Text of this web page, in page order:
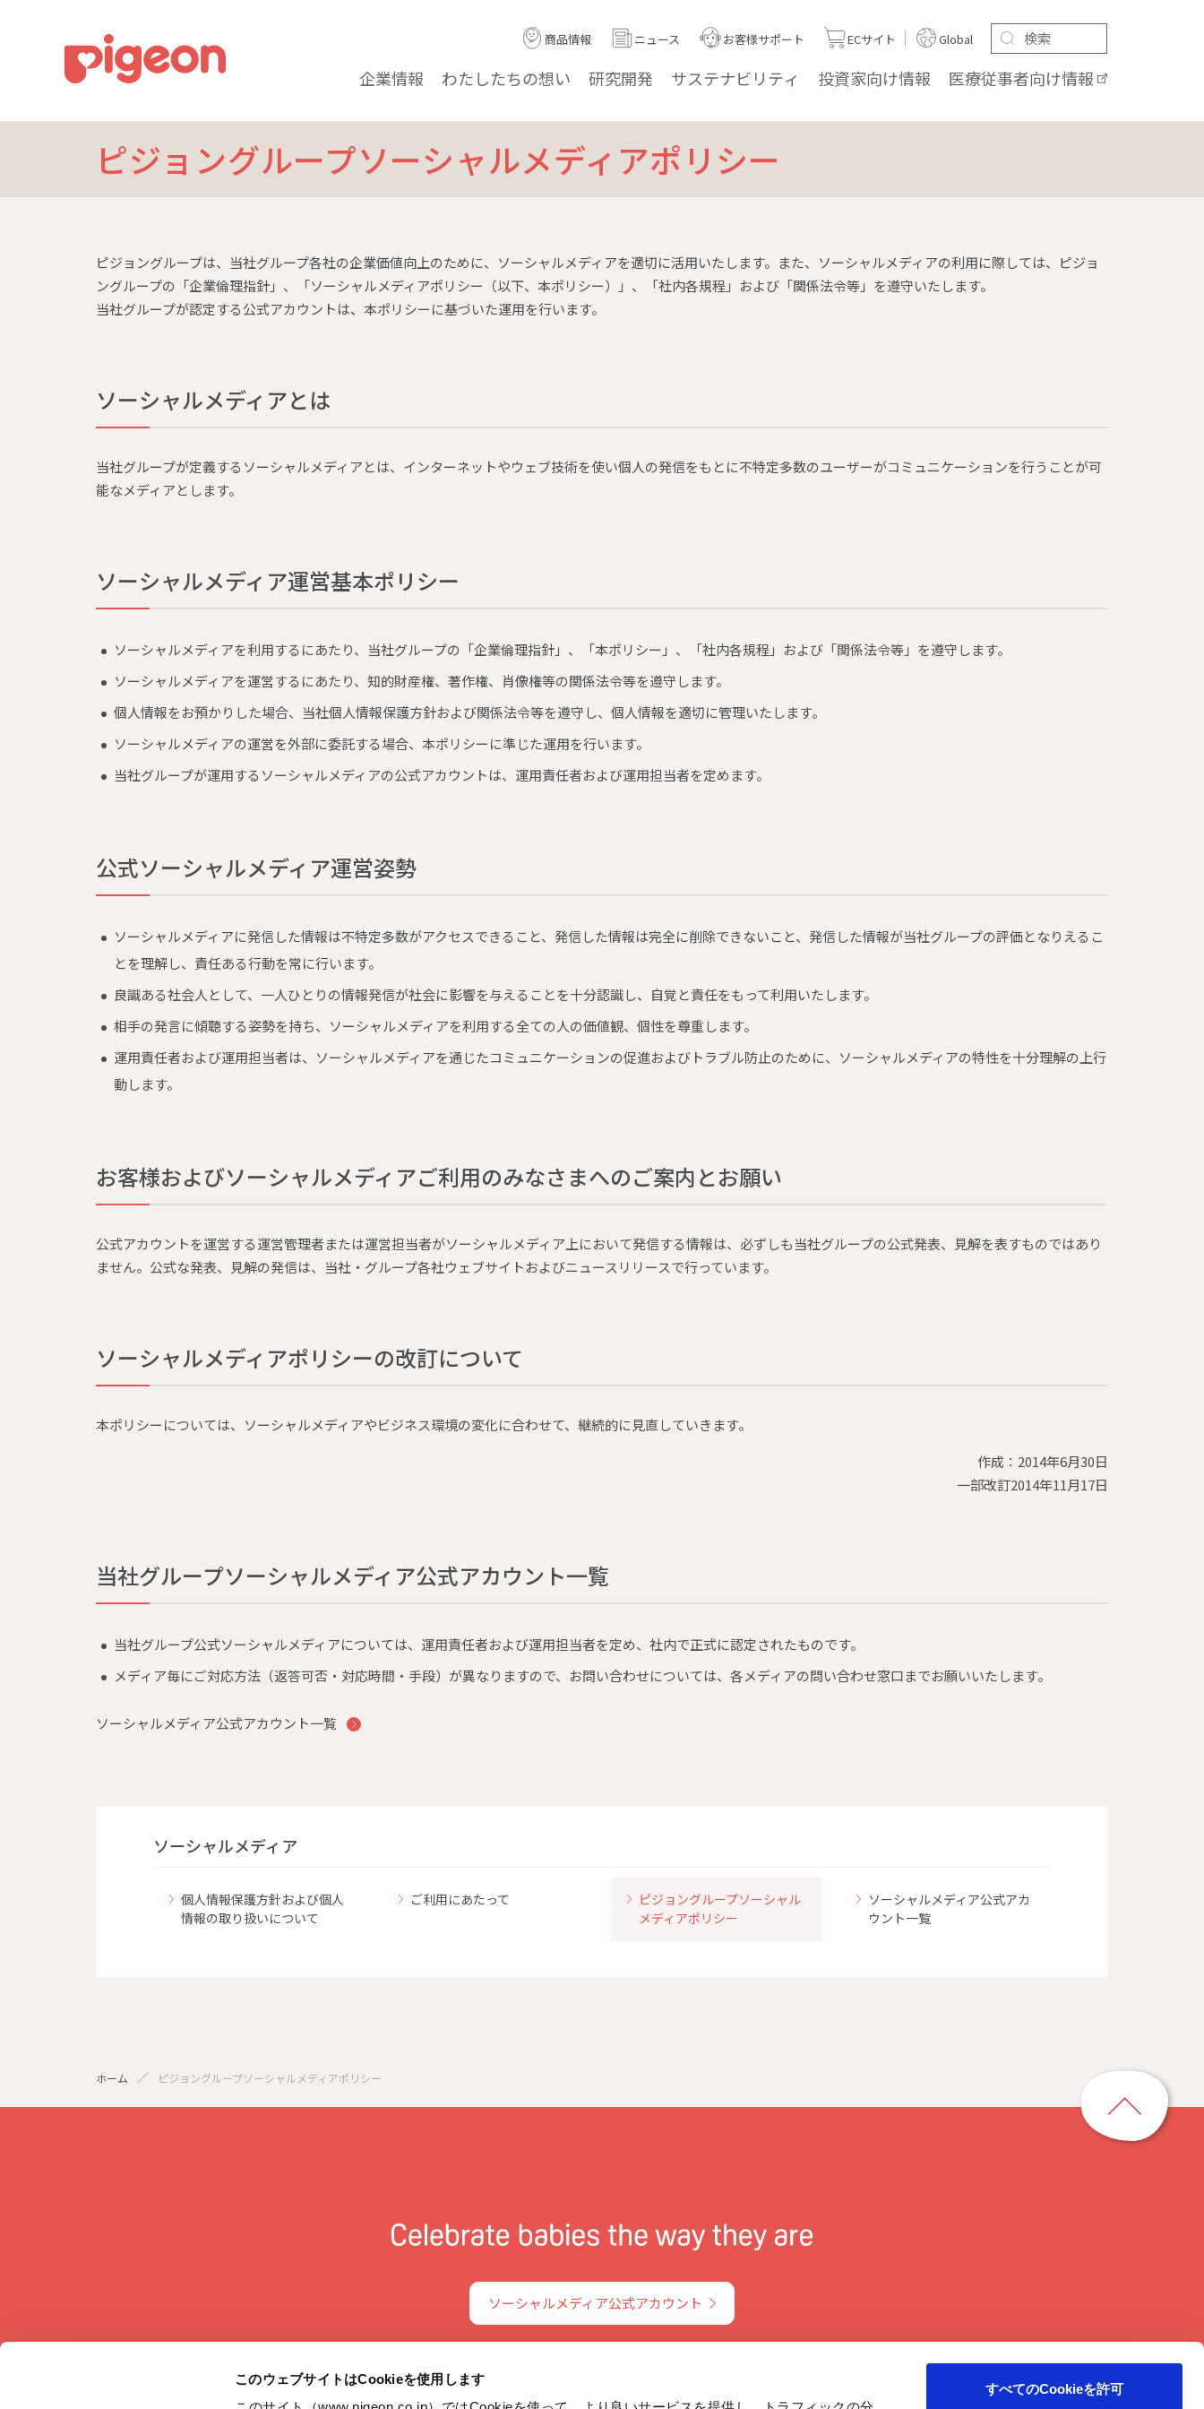
このウェブサイトはCookieを使用します
すべてのCookieを許可
企業情報 わたしたちの想い 研究開発 サステナビリティ 投資家向け情報 医療従事者向け情報
商品情報 ニュース お客様サポート ECサイト Global
ピジョングループソーシャルメディアポリシー
ピジョングループは、当社グループ各社の企業価値向上のために、ソーシャルメディアを適切に活用いたします。また、ソーシャルメディアの利用に際しては、ピジョ
ングループの「企業倫理指針」、「ソーシャルメディアポリシー（以下、本ポリシー）」、「社内各規程」および「関係法令等」を遵守いたします。
当社グループが認定する公式アカウントは、本ポリシーに基づいた運用を行います。
ソーシャルメディアとは
当社グループが定義するソーシャルメディアとは、インターネットやウェブ技術を使い個人の発信をもとに不特定多数のユーザーがコミュニケーションを行うことが可
能なメディアとします。
ソーシャルメディア運営基本ポリシー
ソーシャルメディアを利用するにあたり、当社グループの「企業倫理指針」、「本ポリシー」、「社内各規程」および「関係法令等」を遵守します。
ソーシャルメディアを運営するにあたり、知的財産権、著作権、肖像権等の関係法令等を遵守します。
個人情報をお預かりした場合、当社個人情報保護方針および関係法令等を遵守し、個人情報を適切に管理いたします。
ソーシャルメディアの運営を外部に委託する場合、本ポリシーに準じた運用を行います。
当社グループが運用するソーシャルメディアの公式アカウントは、運用責任者および運用担当者を定めます。
公式ソーシャルメディア運営姿勢
ソーシャルメディアに発信した情報は不特定多数がアクセスできること、発信した情報は完全に削除できないこと、発信した情報が当社グループの評価となりえるこ
とを理解し、責任ある行動を常に行います。
良識ある社会人として、一人ひとりの情報発信が社会に影響を与えることを十分認識し、自覚と責任をもって利用いたします。
相手の発言に傾聴する姿勢を持ち、ソーシャルメディアを利用する全ての人の価値観、個性を尊重します。
運用責任者および運用担当者は、ソーシャルメディアを通じたコミュニケーションの促進およびトラブル防止のために、ソーシャルメディアの特性を十分理解の上行
動します。
お客様およびソーシャルメディアご利用のみなさまへのご案内とお願い
公式アカウントを運営する運営管理者または運営担当者がソーシャルメディア上において発信する情報は、必ずしも当社グループの公式発表、見解を表すものではあり
ません。公式な発表、見解の発信は、当社・グループ各社ウェブサイトおよびニュースリリースで行っています。
ソーシャルメディアポリシーの改訂について
本ポリシーについては、ソーシャルメディアやビジネス環境の変化に合わせて、継続的に見直していきます。
作成：2014年6月30日
一部改訂2014年11月17日
当社グループソーシャルメディア公式アカウント一覧
当社グループ公式ソーシャルメディアについては、運用責任者および運用担当者を定め、社内で正式に認定されたものです。
メディア毎にご対応方法（返答可否・対応時間・手段）が異なりますので、お問い合わせについては、各メディアの問い合わせ窓口までお願いいたします。
ソーシャルメディア公式アカウント一覧
ソーシャルメディア
個人情報保護方針および個人
情報の取り扱いについて
ご利用にあたって
ピジョングループソーシャル
メディアポリシー
ソーシャルメディア公式アカ
ウント一覧
ホーム ピジョングループソーシャルメディアポリシー
ソーシャルメディア公式アカウント
ペ
ー
ジ